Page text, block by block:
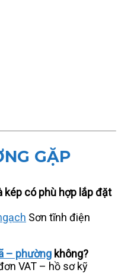
GẶP
kép có phù hợp lắp đặt
Sơn tĩnh điện
– phường không?
VAT – hồ sơ kỹ